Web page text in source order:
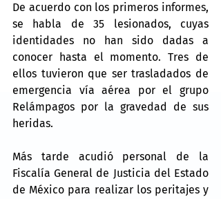
De acuerdo con los primeros informes,
se habla de 35 lesionados, cuyas
identidades no han sido dadas a
conocer hasta el momento. Tres de
ellos tuvieron que ser trasladados de
emergencia vía aérea por el grupo
Relámpagos por la gravedad de sus
heridas.
Más tarde acudió personal de la
Fiscalía General de Justicia del Estado
de México para realizar los peritajes y